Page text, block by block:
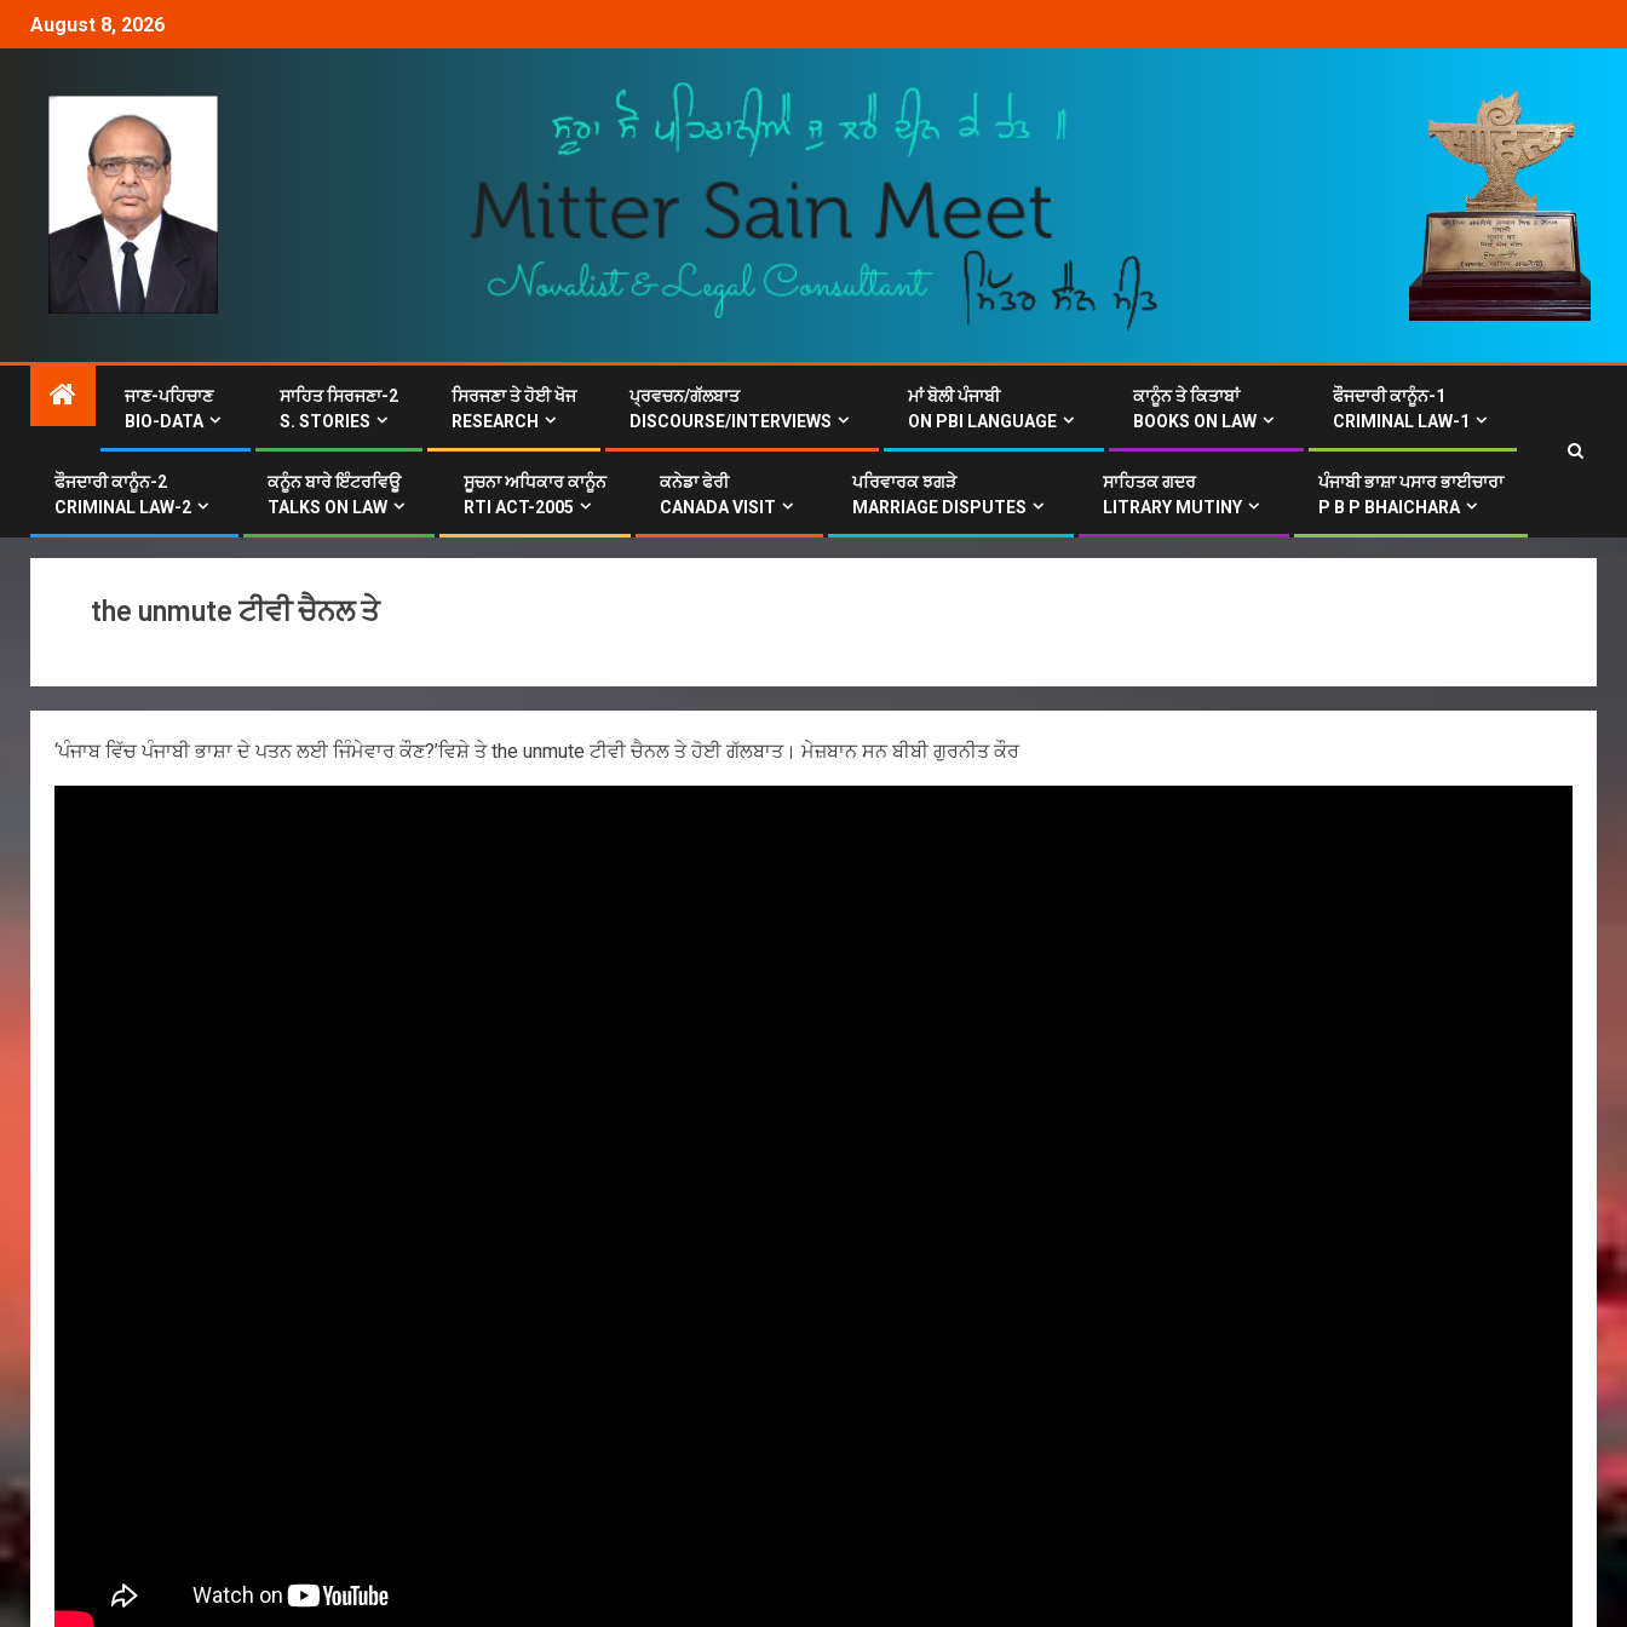
August 8, 2026
ਜਾਣ-ਪਹਿਚਾਣ
BIO-DATA
ਸਾਹਿਤ ਸਿਰਜਣਾ-2
S. STORIES
ਸਿਰਜਣਾ ਤੇ ਹੋਈ ਖੋਜ
RESEARCH
ਪ੍ਰਵਚਨ/ਗੱਲਬਾਤ
DISCOURSE/INTERVIEWS
ਮਾਂ ਬੋਲੀ ਪੰਜਾਬੀ
ON PBI LANGUAGE
ਕਾਨੂੰਨ ਤੇ ਕਿਤਾਬਾਂ
BOOKS ON LAW
ਫੌਜਦਾਰੀ ਕਾਨੂੰਨ-1
CRIMINAL LAW-1
ਫੌਜਦਾਰੀ ਕਾਨੂੰਨ-2
CRIMINAL LAW-2
ਕਨੂੰਨ ਬਾਰੇ ਇੰਟਰਵਿਊ
TALKS ON LAW
ਸੂਚਨਾ ਅਧਿਕਾਰ ਕਾਨੂੰਨ
RTI ACT-2005
ਕਨੇਡਾ ਫੇਰੀ
CANADA VISIT
ਪਰਿਵਾਰਕ ਝਗੜੇ
MARRIAGE DISPUTES
ਸਾਹਿਤਕ ਗਦਰ
LITRARY MUTINY
ਪੰਜਾਬੀ ਭਾਸ਼ਾ ਪਸਾਰ ਭਾਈਚਾਰਾ
P B P BHAICHARA
the unmute ਟੀਵੀ ਚੈਨਲ ਤੇ
‘ਪੰਜਾਬ ਵਿੱਚ ਪੰਜਾਬੀ ਭਾਸ਼ਾ ਦੇ ਪਤਨ ਲਈ ਜਿੰਮੇਵਾਰ ਕੌਣ?’ਵਿਸ਼ੇ ਤੇ the unmute ਟੀਵੀ ਚੈਨਲ ਤੇ ਹੋਈ ਗੱਲਬਾਤ। ਮੇਜ਼ਬਾਨ ਸਨ ਬੀਬੀ ਗੁਰਨੀਤ ਕੌਰ